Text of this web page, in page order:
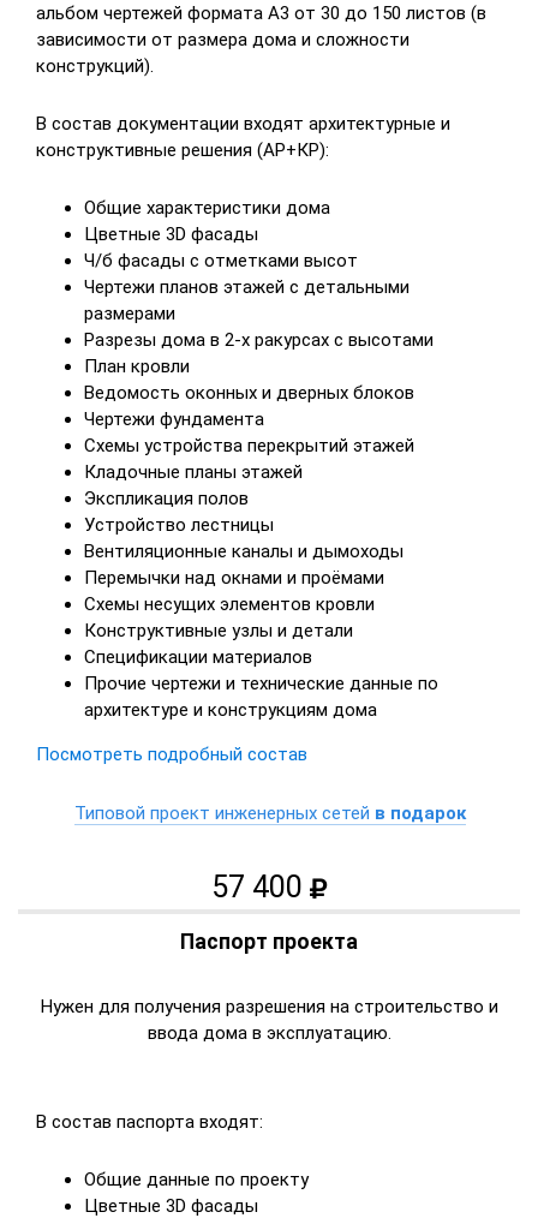
альбом чертежей формата А3 от 30 до 150 листов (в
зависимости от размера дома и сложности
конструкций).
В состав документации входят архитектурные и
конструктивные решения (АР+КР):
Общие характеристики дома
Цветные 3D фасады
Ч/б фасады с отметками высот
Чертежи планов этажей с детальными
размерами
Разрезы дома в 2-х ракурсах с высотами
План кровли
Ведомость оконных и дверных блоков
Чертежи фундамента
Схемы устройства перекрытий этажей
Кладочные планы этажей
Экспликация полов
Устройство лестницы
Вентиляционные каналы и дымоходы
Перемычки над окнами и проёмами
Схемы несущих элементов кровли
Конструктивные узлы и детали
Спецификации материалов
Прочие чертежи и технические данные по
архитектуре и конструкциям дома
Посмотреть подробный состав
Типовой проект инженерных сетей в подарок
57 400
Паспорт проекта
Нужен для получения разрешения на строительство и
ввода дома в эксплуатацию.
В состав паспорта входят:
Общие данные по проекту
Цветные 3D фасады